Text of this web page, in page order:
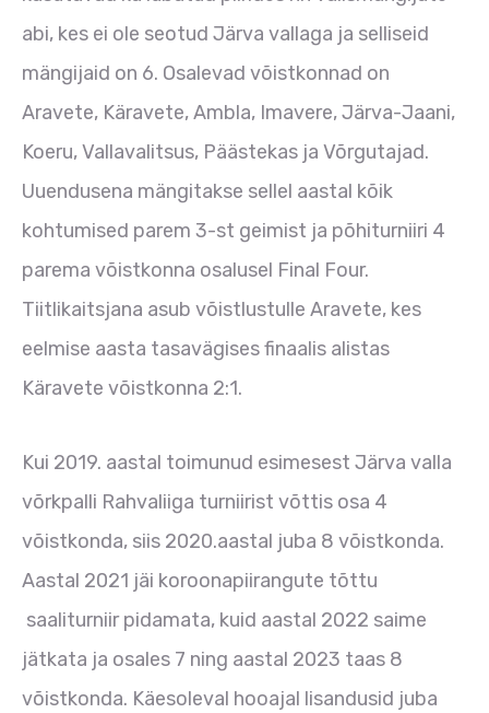
abi, kes ei ole seotud Järva vallaga ja selliseid
mängijaid on 6. Osalevad võistkonnad on
Aravete, Käravete, Ambla, Imavere, Järva-Jaani,
Koeru, Vallavalitsus, Päästekas ja Võrgutajad.
Uuendusena mängitakse sellel aastal kõik
kohtumised parem 3-st geimist ja põhiturniiri 4
parema võistkonna osalusel Final Four.
Tiitlikaitsjana asub võistlustulle Aravete, kes
eelmise aasta tasavägises finaalis alistas
Käravete võistkonna 2:1.
Kui 2019. aastal toimunud esimesest Järva valla
võrkpalli Rahvaliiga turniirist võttis osa 4
võistkonda, siis 2020.aastal juba 8 võistkonda.
Aastal 2021 jäi koroonapiirangute tõttu
saaliturniir pidamata, kuid aastal 2022 saime
jätkata ja osales 7 ning aastal 2023 taas 8
võistkonda. Käesoleval hooajal lisandusid juba